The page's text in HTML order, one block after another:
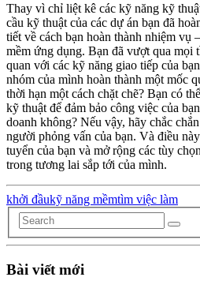
Thay vì chỉ liệt kê các kỹ năng kỹ
cầu kỹ thuật của các dự án bạn đã
tiết về cách bạn hoàn thành nhiệm vụ
mềm ứng dụng. Bạn đã vượt qua mọi
quan với các kỹ năng giao tiếp của
nhóm của mình hoàn thành một mốc
thời hạn một cách chặt chẽ? Bạn có
kỹ thuật để đảm bảo công việc của
doanh không? Nếu vậy, hãy chắc
người phỏng vấn của bạn. Và điều
tuyển của bạn và mở rộng các tùy
trong tương lai sắp tới của mình.
khởi đầukỹ năng mềmtìm việc làm
Bài viết mới